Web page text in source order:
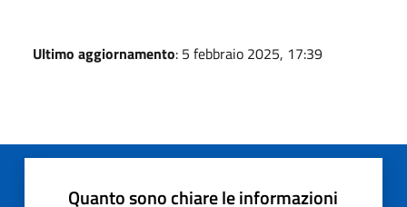
Ultimo aggiornamento: 5 febbraio 2025, 17:39
Quanto sono chiare le informazioni